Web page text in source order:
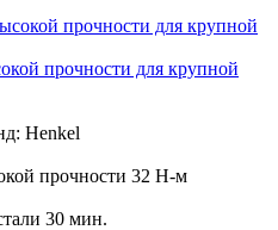
прочности для крупной
Henkel
прочности 32 Н-м
30 мин.